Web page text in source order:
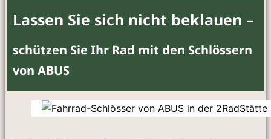
Lassen Sie sich nicht beklauen –
schützen Sie Ihr Rad mit den Schlössern
von ABUS